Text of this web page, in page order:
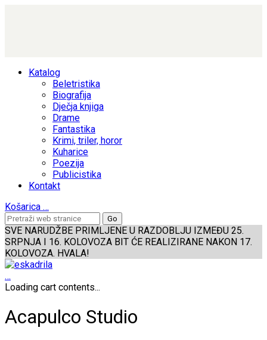
Katalog
Beletristika
Biografija
Dječja knjiga
Drame
Fantastika
Krimi, triler, horor
Kuharice
Poezija
Publicistika
Kontakt
Košarica …
SVE NARUDŽBE PRIMLJENE U RAZDOBLJU IZMEĐU 25.
SRPNJA I 16. KOLOVOZA BIT ĆE REALIZIRANE NAKON 17.
KOLOVOZA. HVALA!
…
Loading cart contents...
Acapulco Studio